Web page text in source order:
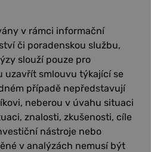
v rámci informační
či poradenskou službu,
slouží pouze pro
uzavřít smlouvu týkající se
případě nepředstavují
neberou v úvahu situaci
znalosti, zkušenosti, cíle
nástroje nebo
v analýzách nemusí být